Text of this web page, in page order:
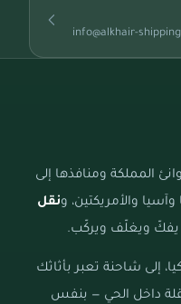
info@alkhair-
المملكة ومنافذها إلى
والأمريكتين، ونقل
ويغلّف ويركّب.
إلى شاحنة تعبر بأثاثك
داخل الحي — بنفس